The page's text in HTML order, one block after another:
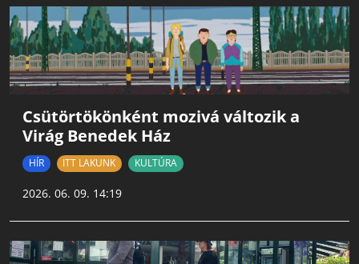
Csütörtökönként mozivá változik a
Virág Benedek Ház
HÍR ITT LAKUNK KULTÚRA
2026. 06. 09. 14:19